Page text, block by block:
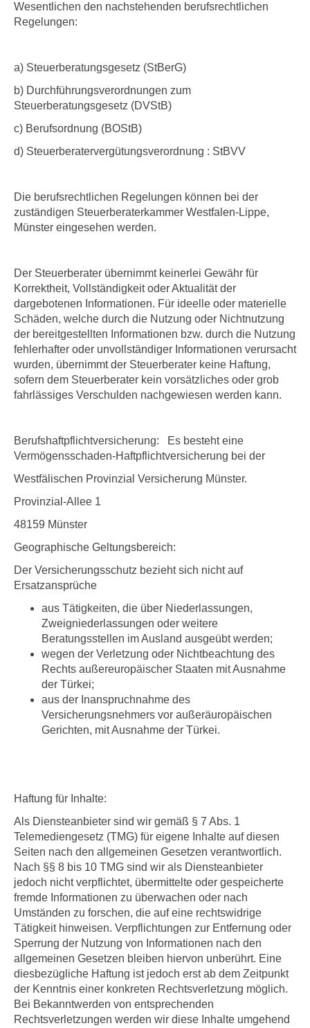
Wesentlichen den nachstehenden berufsrechtlichen
Regelungen:
a) Steuerberatungsgesetz (StBerG)
b) Durchführungsverordnungen zum
Steuerberatungsgesetz (DVStB)
c) Berufsordnung (BOStB)
d) Steuerberatervergütungsverordnung : StBVV
Die berufsrechtlichen Regelungen können bei der
zuständigen Steuerberaterkammer Westfalen-Lippe,
Münster eingesehen werden.
Der Steuerberater übernimmt keinerlei Gewähr für
Korrektheit, Vollständigkeit oder Aktualität der
dargebotenen Informationen. Für ideelle oder materielle
Schäden, welche durch die Nutzung oder Nichtnutzung
der bereitgestellten Informationen bzw. durch die Nutzung
fehlerhafter oder unvollständiger Informationen verursacht
wurden, übernimmt der Steuerberater keine Haftung,
sofern dem Steuerberater kein vorsätzliches oder grob
fahrlässiges Verschulden nachgewiesen werden kann.
Berufshaftpflichtversicherung: Es besteht eine
Vermögensschaden-Haftpflicht­versicherung bei der
Westfälischen Provinzial Versicherung Münster.
Provinzial-Allee 1
48159 Münster
Geographische Geltungsbereich:
Der Versicherungsschutz bezieht sich nicht auf
Ersatzansprüche
aus Tätigkeiten, die über Niederlassungen,
Zweigniederlassungen oder weitere
Beratungsstellen im Ausland ausgeübt werden;
wegen der Verletzung oder Nichtbeachtung des
Rechts außereuropäischer Staaten mit Ausnahme
der Türkei;
aus der Inanspruchnahme des
Versicherungsnehmers vor außeräuropäischen
Gerichten, mit Ausnahme der Türkei.
Haftung für Inhalte:
Als Diensteanbieter sind wir gemäß § 7 Abs. 1
Telemediengesetz (TMG) für eigene Inhalte auf diesen
Seiten nach den allgemeinen Gesetzen verantwortlich.
Nach §§ 8 bis 10 TMG sind wir als Diensteanbieter
jedoch nicht verpflichtet, übermittelte oder gespeicherte
fremde Informationen zu überwachen oder nach
Umständen zu forschen, die auf eine rechtswidrige
Tätigkeit hinweisen. Verpflichtungen zur Entfernung oder
Sperrung der Nutzung von Informationen nach den
allgemeinen Gesetzen bleiben hiervon unberührt. Eine
diesbezügliche Haftung ist jedoch erst ab dem Zeitpunkt
der Kenntnis einer konkreten Rechtsverletzung möglich.
Bei Bekanntwerden von entsprechenden
Rechtsverletzungen werden wir diese Inhalte umgehend